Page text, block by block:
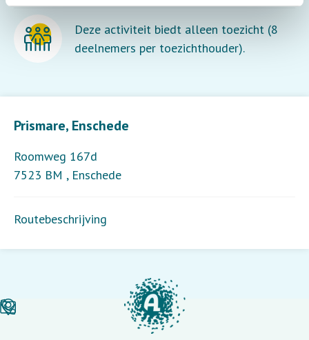
Prismare, Enschede
Roomweg 167d
7523 BM , Enschede
Routebeschrijving
Deze activiteit biedt alleen toezicht (8
deelnemers per toezichthouder).